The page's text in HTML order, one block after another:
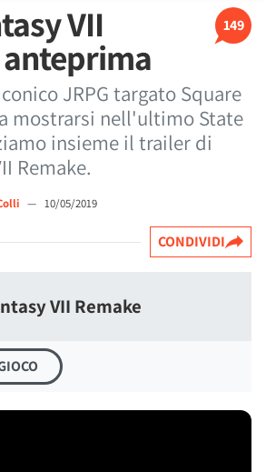
149
VII
JRPG targato Square
mostrarsi nell'ultimo State
insieme il trailer di
Remake.
— 10/05/2019
CONDIVIDI
VII Remake